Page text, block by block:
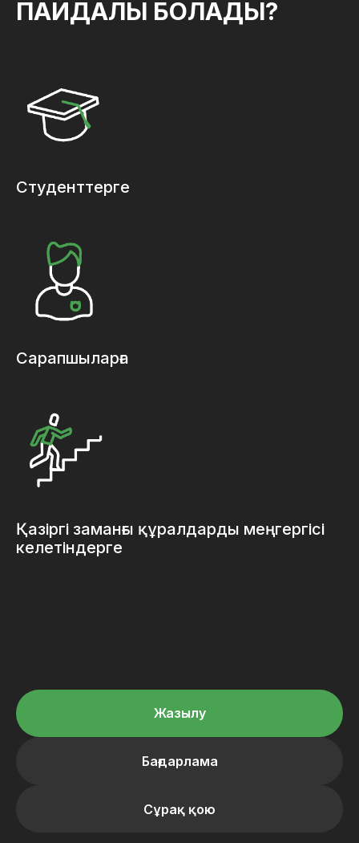
ПАЙДАЛЫ БОЛАДЫ?
Студенттерге
Сарапшыларға
Қазіргі заманғы құралдарды меңгергісі
келетіндерге
Жазылу
Бағдарлама
Сұрақ қою